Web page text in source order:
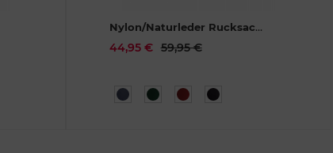
Nylon/Naturleder Rucksack
Heidi schwarz1404-20
44,95 € 59,95 €